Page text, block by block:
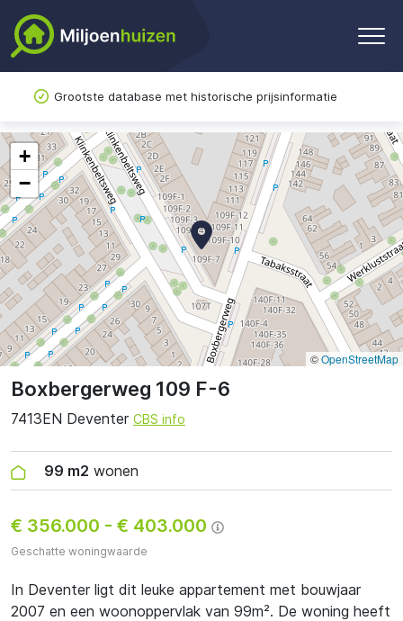
Grootste database met historische prijsinformatie
Boxbergerweg 109 F-6
7413EN Deventer CBS info
99 m2 wonen
€ 356.000 - € 403.000
Geschatte woningwaarde
In Deventer ligt dit leuke appartement met bouwjaar
2007 en een woonoppervlak van 99m². De woning heeft
+
−
©OpenStreetMap